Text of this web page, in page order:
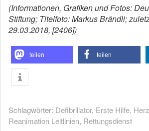
(Informationen, Grafiken und Fotos:
Stiftung; Titelfoto: Markus Brändli;
29.03.2018, [2406])
teilen teilen
Schlagwörter: Defibrillator, Erste Hilfe,
Reanimation Leitlinien, Rettungsdienst